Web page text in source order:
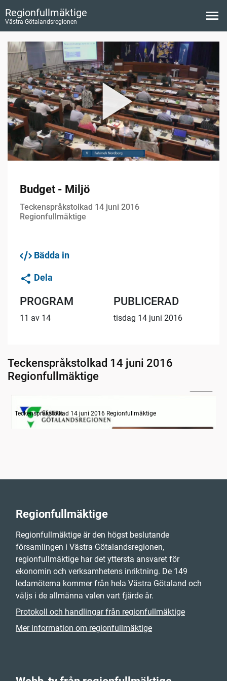
Regionfullmäktige
Västra Götalandsregionen
Budget - Miljö
Teckenspråkstolkad 14 juni 2016
Regionfullmäktige
Bädda in
Dela
PROGRAM
11 av 14
PUBLICERAD
tisdag 14 juni 2016
Teckenspråkstolkad 14 juni 2016
Regionfullmäktige
Information
Teckenspråkstolkad 14 juni 2016 Regionfullmäktige
Regionfullmäktige
Regionfullmäktige är den högst beslutande
församlingen i Västra Götalandsregionen,
regionfullmäktige har det yttersta ansvaret för
ekonomin och verksamhetens inriktning. De 149
ledamöterna kommer från hela Västra Götaland och
väljs i de allmänna valen vart fjärde år.
Protokoll och handlingar från regionfullmäktige
Mer information om regionfullmäktige